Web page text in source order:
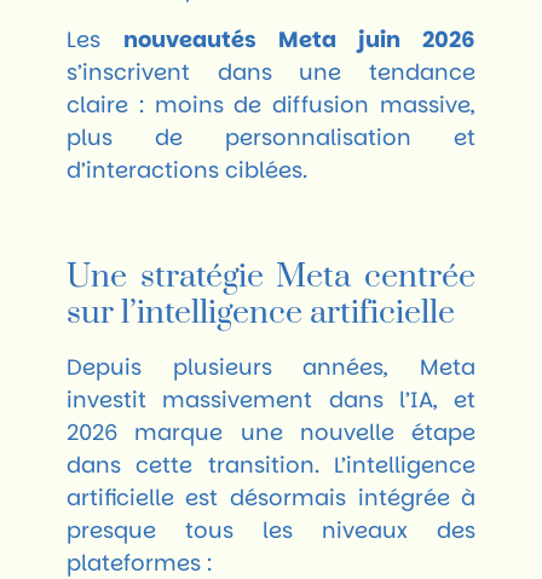
Les nouveautés Meta juin 2026
s’inscrivent dans une tendance
claire : moins de diffusion massive,
plus de personnalisation et
d’interactions ciblées.
Une stratégie Meta centrée
sur l’intelligence artificielle
Depuis plusieurs années, Meta
investit massivement dans l’IA, et
2026 marque une nouvelle étape
dans cette transition. L’intelligence
artificielle est désormais intégrée à
presque tous les niveaux des
plateformes :